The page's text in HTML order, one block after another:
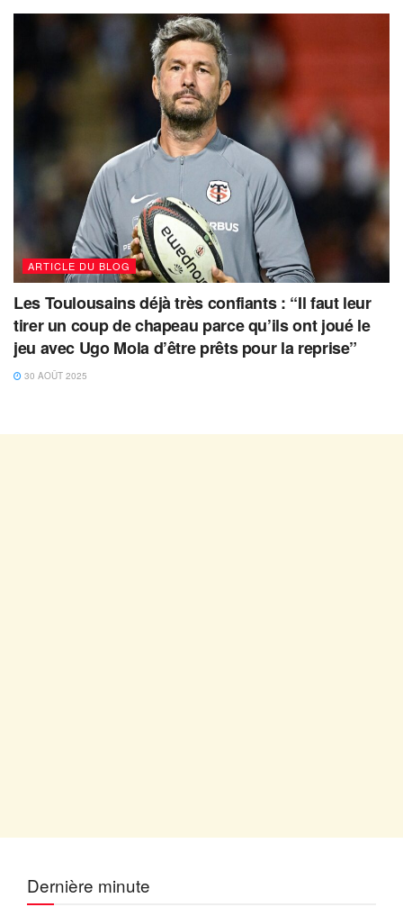
ARTICLE DU BLOG
Les Toulousains déjà très confiants : “Il faut leur
tirer un coup de chapeau parce qu’ils ont joué le
jeu avec Ugo Mola d’être prêts pour la reprise”
30 AOÛT 2025
Dernière minute